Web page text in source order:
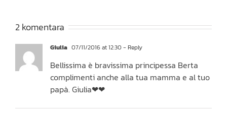
2 komentara
Giulia 07/11/2016 at 12:30- Reply
Bellissima è bravissima principessa Berta
complimenti anche alla tua mamma e al tuo
papà. Giulia❤❤